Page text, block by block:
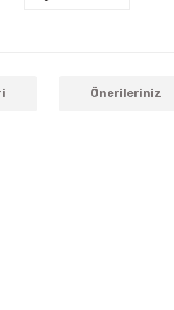
Önerileriniz